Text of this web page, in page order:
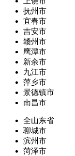
抚州市
宜春市
吉安市
赣州市
鹰潭市
新余市
九江市
萍乡市
景德镇市
南昌市
全山东省
聊城市
滨州市
菏泽市